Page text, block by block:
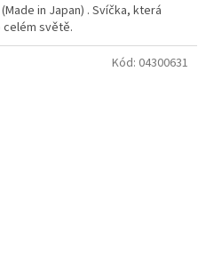
in Japan) . Svíčka, která
celém světě.
Kód: 04300631